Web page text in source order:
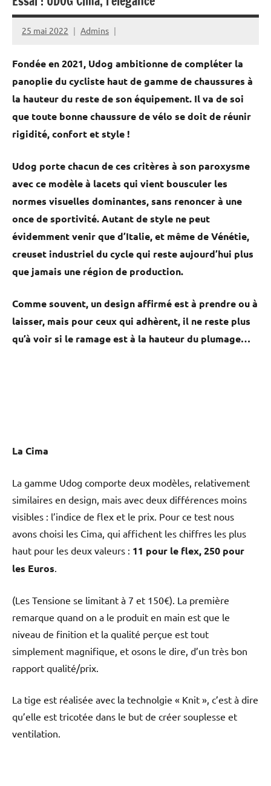
25 mai 2022 Admins
Fondée en 2021, Udog ambitionne de compléter la
panoplie du cycliste haut de gamme de chaussures à
la hauteur du reste de son équipement. Il va de soi
que toute bonne chaussure de vélo se doit de réunir
rigidité, confort et style !
Udog porte chacun de ces critères à son paroxysme
avec ce modèle à lacets qui vient bousculer les
normes visuelles dominantes, sans renoncer à une
once de sportivité. Autant de style ne peut
évidemment venir que d’Italie, et même de Vénétie,
creuset industriel du cycle qui reste aujourd’hui plus
que jamais une région de production.
Comme souvent, un design affirmé est à prendre ou à
laisser, mais pour ceux qui adhèrent, il ne reste plus
qu’à voir si le ramage est à la hauteur du plumage…
La Cima
La gamme Udog comporte deux modèles, relativement
similaires en design, mais avec deux différences moins
visibles : l’indice de flex et le prix. Pour ce test nous
avons choisi les Cima, qui affichent les chiffres les plus
haut pour les deux valeurs : 11 pour le flex, 250 pour
les Euros
(Les Tensione se limitant à 7 et 150€). La première
remarque quand on a le produit en main est que le
niveau de finition et la qualité perçue est tout
simplement magnifique, et osons le dire, d’un très bon
rapport qualité/prix.
La tige est réalisée avec la technolgie « Knit », c’est à dire
qu’elle est tricotée dans le but de créer souplesse et
ventilation.